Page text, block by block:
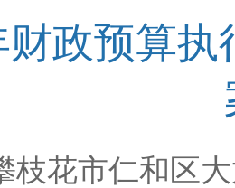
财政预算
枝花市仁和区